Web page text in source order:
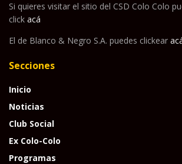
Si quieres visitar el sitio del CSD Colo Colo
click acá
El de Blanco & Negro S.A. puedes clickear
Secciones
Inicio
Noticias
Club Social
Ex Colo-Colo
Programas